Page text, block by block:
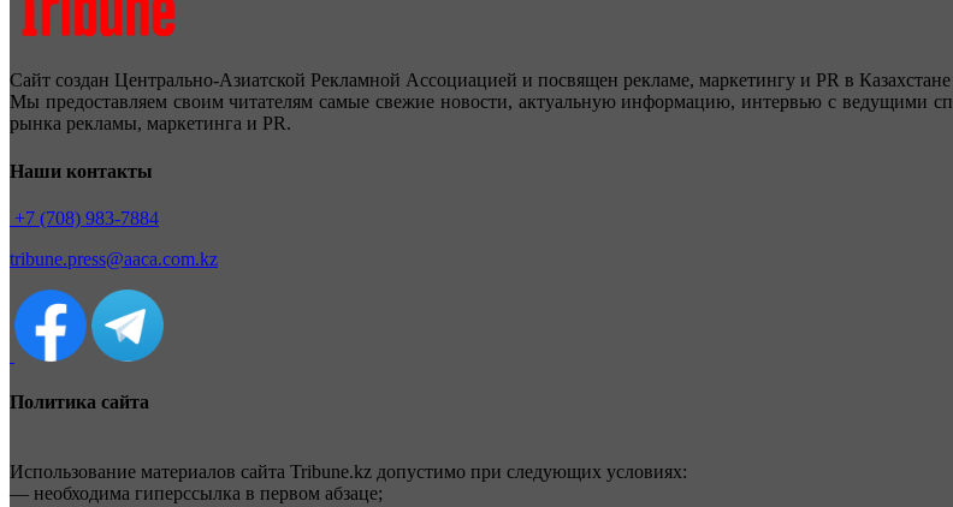
Сайт создан Центрально-Азиатской Рекламной Ассоциацией и посвящен рекламе, маркетингу и PR в
Мы предоставляем своим читателям самые свежие новости, актуальную информацию, интервью с ведущими
рынка рекламы, маркетинга и PR.
Наши контакты
+7 (708) 983-7884
tribune.press@aaca.com.kz
Политика сайта
Использование материалов сайта Tribune.kz допустимо при следующих условиях:
— необходима гиперссылка в первом абзаце;